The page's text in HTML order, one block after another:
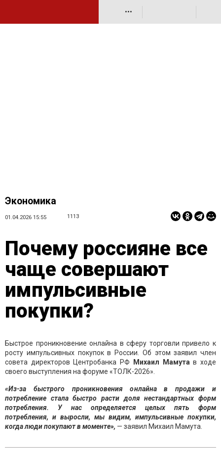
•••
Экономика
01.04.2026 15:55 1113
Почему россияне все
чаще совершают
импульсивные
покупки?
Быстрое проникновение онлайна в сферу торговли привело к
росту импульсивных покупок в России. Об этом заявил член
совета директоров Центробанка РФ
Михаил Мамутав ходе
своего выступления на форуме «ТОЛК-2026».
«Из-за быстрого проникновения онлайна в продажи и
потребление стала быстро расти доля нестандартных форм
потребления. У нас определяется целых пять форм
потребления, и выросли, мы видим, импульсивные покупки,
когда люди покупают в моменте», — заявил Михаил Мамута.